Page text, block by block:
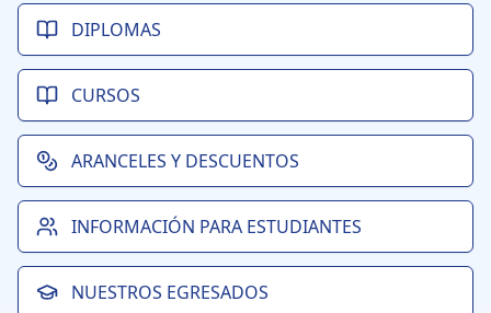
DIPLOMAS
CURSOS
ARANCELES Y DESCUENTOS
INFORMACIÓN PARA ESTUDIANTES
NUESTROS EGRESADOS